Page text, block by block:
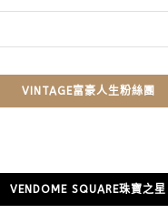
VINTAGE富豪人生粉絲團
VENDOME SQUARE珠寶之星